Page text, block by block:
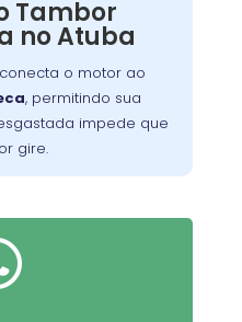
Tambor
no Atuba
o motor ao
, permitindo sua
impede que
gire.
que você continue a
favoritas sem